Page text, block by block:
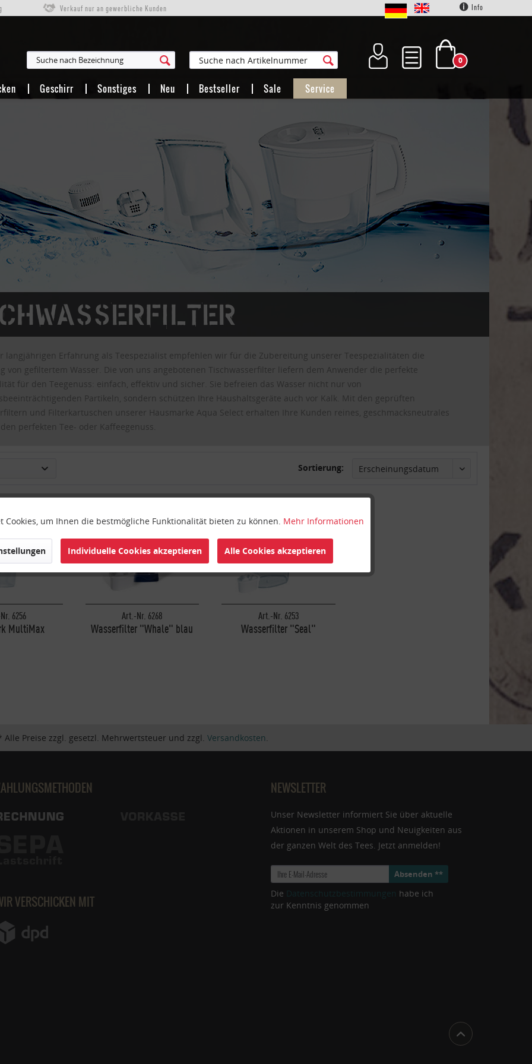
Verkauf nur an gewerbliche Kunden Info
0
Geschirr Sonstiges Neu Bestseller Sale Service
langjährigen Erfahrung als Teespezialist empfehlen wir für die Zubereitung unserer Teespezialitäten die
von gefiltertem Wasser. Die von uns angebotenen Tischwasserfilter liefern dem Anwender die perfekte
für den Teegenuss: einfach, effektiv und sicher. Sie befreien das Wasser nicht nur von
Partikeln, sondern schützen Ihre Haushaltsgeräte auch vor Kalk. Mit den geprüften
und Filterkartuschen unserer Hausmarke Aqua Select erhalten Ihre Kunden reines, geschmacksneutrales
perfekten Tee- oder Kaffeegenuss.
Sortierung:
6256
MultiMax
Art.-Nr. 6268
Wasserfilter "Whale" blau
Art.-Nr. 6253
Wasserfilter "Seal"
Alle Preise zzgl. gesetzl. Mehrwertsteuer und zzgl. Versandkosten.
VERSCHICKEN MIT
NEWSLETTER
Unser Newsletter informiert Sie über aktuelle
Aktionen in unserem Shop und Neuigkeiten aus
der ganzen Welt des Tees. Jetzt anmelden!
Absenden **
Die
habe ich
zur Kenntnis genommen
Aktiv
Inaktiv
Inaktiv
Cookies, um Ihnen die bestmögliche Funktionalität bieten zu können. Mehr Informationen
Individuelle Cookies akzeptieren Alle Cookies akzeptieren